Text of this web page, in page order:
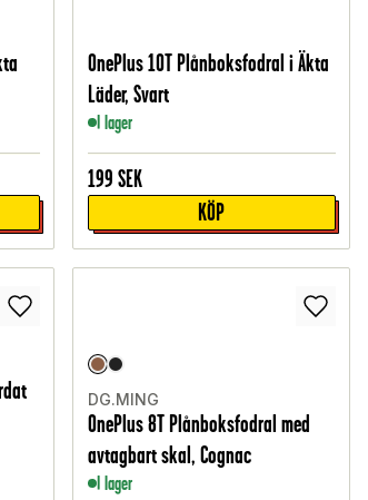
OnePlus 10T Plånboksfodral i Äkta
Läder, Svart
I lager
199 SEK
KÖP
DG.MING
OnePlus 8T Plånboksfodral med
avtagbart skal, Cognac
I lager